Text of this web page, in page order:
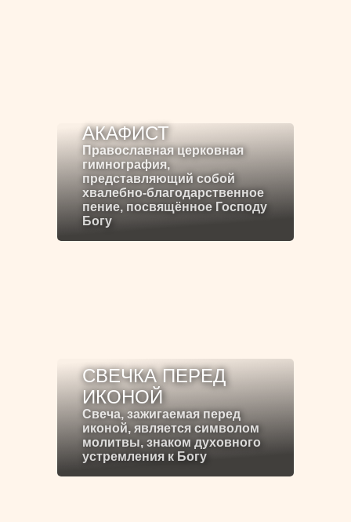
АКАФИСТ
Православная церковная
гимнография,
представляющий собой
хвалебно-благодарственное
пение, посвящённое Господу
Богу
СВЕЧКА ПЕРЕД
ИКОНОЙ
Свеча, зажигаемая перед
иконой, является символом
молитвы, знаком духовного
устремления к Богу